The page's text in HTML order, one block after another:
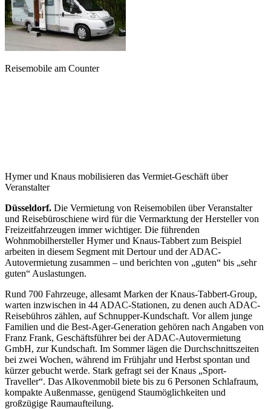
Reisemobile am Counter
Hymer und Knaus mobilisieren das Vermiet-Geschäft über
Veranstalter
Düsseldorf. Die Vermietung von Reisemobilen über Veranstalter
und Reisebüroschiene wird für die Vermarktung der Hersteller von
Freizeitfahrzeugen immer wichtiger. Die führenden
Wohnmobilhersteller Hymer und Knaus-Tabbert zum Beispiel
arbeiten in diesem Segment mit Dertour und der ADAC-
Autovermietung zusammen – und berichten von „guten“ bis „sehr
guten“ Auslastungen.
Rund 700 Fahrzeuge, allesamt Marken der Knaus-Tabbert-Group,
warten inzwischen in 44 ADAC-Stationen, zu denen auch ADAC-
Reisebühros zählen, auf Schnupper-Kundschaft. Vor allem junge
Familien und die Best-Ager-Generation gehören nach Angaben von
Franz Frank, Geschäftsführer bei der ADAC-Autovermietung
GmbH, zur Kundschaft. Im Sommer lägen die Durchschnittszeiten
bei zwei Wochen, während im Frühjahr und Herbst spontan und
kürzer gebucht werde. Stark gefragt sei der Knaus „Sport-
Traveller“. Das Alkovenmobil biete bis zu 6 Personen Schlafraum,
kompakte Außenmasse, genügend Staumöglichkeiten und
großzügige Raumaufteilung.